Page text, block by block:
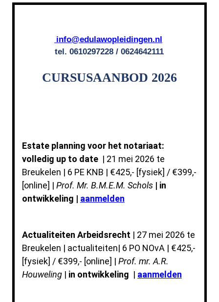
info@edulawopleidingen.nl
tel. 0610297228 / 0624642111
CURSUSAANBOD 2026
Estate planning voor het notariaat:
volledig up to date| 21 mei 2026 te
Breukelen | 6 PE KNB | €425,- [fysiek] / €399,-
[online] | Prof. Mr. B.M.E.M. Schols | in
ontwikkeling | aanmelden
Actualiteiten Arbeidsrecht | 27 mei 2026 te
Breukelen | actualiteiten| 6 PO NOvA | €425,-
[fysiek] / €399,- [online] | Prof. mr. A.R.
Houweling| in ontwikkeling | aanmelden